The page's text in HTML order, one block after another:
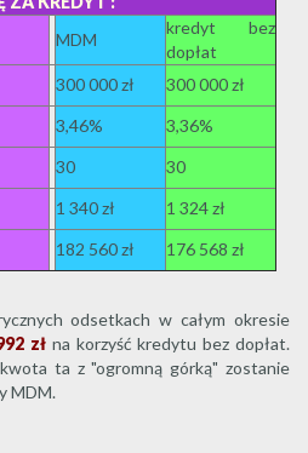
MDM
kredyt bez
dopłat
300 000 zł
300 000 zł
3,46%
3,36%
30
30
1 340 zł
1 324 zł
182 560 zł 176 568 zł
odsetkach w całym okresie
zł na korzyść kredytu bez dopłat.
ta z "ogromną górką" zostanie
MDM.